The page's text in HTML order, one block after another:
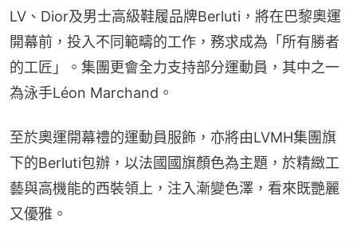
LV、Dior及男士高級鞋履品牌Berluti，將在巴黎奧運
開幕前，投入不同範疇的工作，務求成為「所有勝者
的工匠」。集團更會全力支持部分運動員，其中之一
為泳手Léon Marchand。
至於奧運開幕禮的運動員服飾，亦將由LVMH集團旗
下的Berluti包辦，以法國國旗顏色為主題，於精緻工
藝與高機能的西裝領上，注入漸變色澤，看來既艷麗
又優雅。